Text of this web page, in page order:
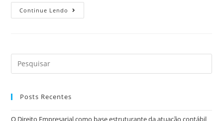
Continue Lendo
Posts Recentes
O Direito Empresarial como base estruturante da atuação contábil